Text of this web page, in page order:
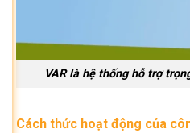
VAR là hệ thống hỗ trợ
Cách thức hoạt động của